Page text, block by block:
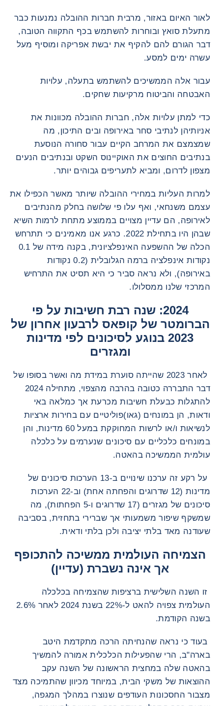
לאור האיום באזור, מרבית חברות ההובלה נמנעות כבר
מתעלת סואץ ובוחרות להשתמש בכף התקווה הטובה,
דבר הגורם להם להקיף את יבשת אפריקה ומוסיף מעל
עשרה ימים למסע.
עבור אלה הממשיכים להשתמש בתעלה, עלויות
האבטחה והביטוח מרקיעות שחקים.
כדי למתן עלויות אלה, חברות ההובלה מכוונות את
אניותיהן לנתיבי סחר באירופה ובים התיכון, מה
שמצמצם את המרחב הקיים עבור סחורה הנוסעת
בנתיבים החוצים את האוקיינוס השקט ובנתיבים הנעים
מצפון לדרום, ומביא לתעריפים גבוהים יותר.
למרות העליות במחירי ההובלה שיותר מאשר הכפילו את
עצמם משנחאי, ואף עלו פי שלושה בחלק מהנתיבים
לאירופה, הם עדיין מצויים בממוצע מתחת לרמות השיא
שבהן היו בתחילת 2022. כרגע אנו מאמינים כי תתרחש
הכלה של ההשפעה האינפלציונית, בקנה מידה של 0.1
נקודות אינפלציה ברמה הגלובלית (0.2 נקודות
באירופה), ולא נראה סביר כי היא תסיט את התרחיש
המרכזי שלנו ממסלולו.
2024: שנה רבת חשיבות על פי
הברומטר של קופאס לרבעון אחרון של
2023 בנוגע לסיכונים לפי מדינות
ומגזרים
לאחר 2023 שהייתה סוערת במידת מה ואשר בסופו של
דבר התבררה כטובה בהרבה מהצפוי, מתחילה 2024
להתגלות כבעלת חשיבות מכרעת אך כמלאה באי
ודאות, הן במונחים (גאו)פוליטיים עם בחירות ארציות
לנשיאות ו/או לרשות המחוקקת במעל 60 מדינות, והן
במונחים כלכליים עם סיכונים שנערמים על כלכלה
עולמית הממשיכה בהאטה.
על רקע זה ערכנו שינויים ב-13 הערכות סיכונים של
מדינות (12 שדרוגים והפחתה אחת) וב-22 הערכות
סיכונים של מגזרים (17 שדרוגים ו-5 הפחתות), מה
שמשקף שיפור משמעותי אך שברירי בתחזית, בסביבה
שעודנה מאד בלתי יציבה ולכן בלתי ודאית.
הצמיחה העולמית ממשיכה להתכופף
אך אינה נשברת (עדיין)
זו השנה השלישית ברציפות שהצמיחה בכלכלה
העולמית צפויה להאט ל-22% בשנת 2024 לאחר 2.6%
בשנה הקודמת.
בעוד כי נראה שהנחיתה הרכה מתקדמת היטב
בארה"ב, הרי שהפעילות הכלכלית אמורה להמשיך
בהאטה שלה במחצית הראשונה של השנה עקב
ההוצאות של משקי הבית, במיוחד מכיוון שהתמיכה מצד
מצבור החסכונות העודפים שנוצרו במהלך המגפה,